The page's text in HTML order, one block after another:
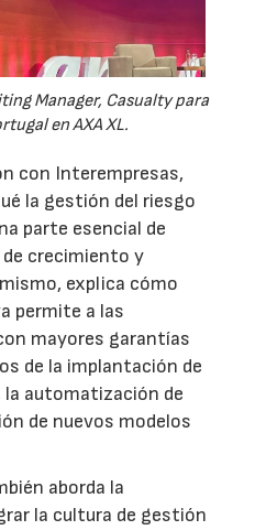
Manager, Casualty para
en AXA XL.
con Interempresas,
la gestión del riesgo
parte esencial de
crecimiento y
explica cómo
permite a las
mayores garantías
de la implantación de
automatización de
de nuevos modelos
aborda la
la cultura de gestión